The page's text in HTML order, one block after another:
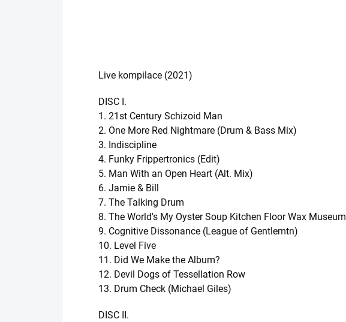
Live kompilace (2021)
DISC I.
1. 21st Century Schizoid Man
2. One More Red Nightmare (Drum & Bass Mix)
3. Indiscipline
4. Funky Frippertronics (Edit)
5. Man With an Open Heart (Alt. Mix)
6. Jamie & Bill
7. The Talking Drum
8. The World's My Oyster Soup Kitchen Floor Wax Museum
9. Cognitive Dissonance (League of Gentlemtn)
10. Level Five
11. Did We Make the Album?
12. Devil Dogs of Tessellation Row
13. Drum Check (Michael Giles)
DISC II.